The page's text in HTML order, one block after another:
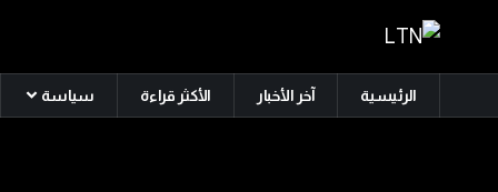
الرئيسية آخر الأخبار الأكثر قراءة سياسة